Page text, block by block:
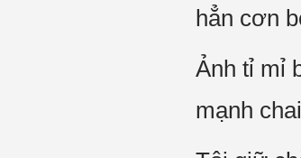
hẳn cơn
Ảnh tỉ mỉ
mạnh